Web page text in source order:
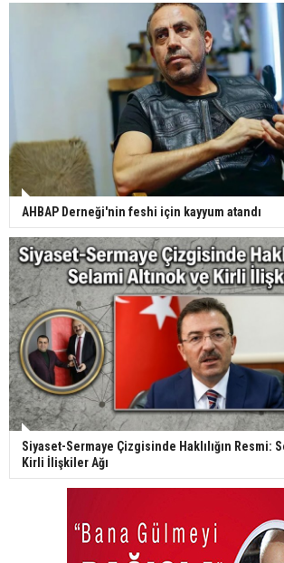
AHBAP Derneği'nin feshi için kayyum atandı
Siyaset-Sermaye Çizgisinde Haklılığın Resmi:
Kirli İlişkiler Ağı